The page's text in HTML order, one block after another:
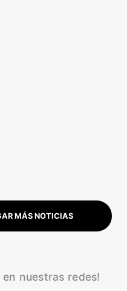
MÁS NOTICIAS
en nuestras redes!